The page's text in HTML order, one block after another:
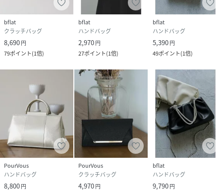
bflat
クラッチバッグ
8,690円
79ポイント(1倍)
bflat
ハンドバッグ
2,970円
27ポイント(1倍)
bflat
ハンドバッグ
5,390円
49ポイント(1倍)
PourVous
ハンドバッグ
8,800円
PourVous
クラッチバッグ
4,970円
bflat
ハンドバッグ
9,790円